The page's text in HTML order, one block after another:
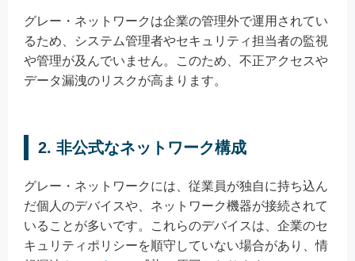
グレー・ネットワークは企業の管理外で運用されてい
るため、システム管理者やセキュリティ担当者の監視
や管理が及んでいません。このため、不正アクセスや
データ漏洩のリスクが高まります。
2. 非公式なネットワーク構成
グレー・ネットワークには、従業員が独自に持ち込ん
だ個人のデバイスや、ネットワーク機器が接続されて
いることが多いです。これらのデバイスは、企業のセ
キュリティポリシーを順守していない場合があり、情